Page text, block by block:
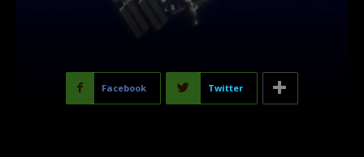
Facebook Twitter